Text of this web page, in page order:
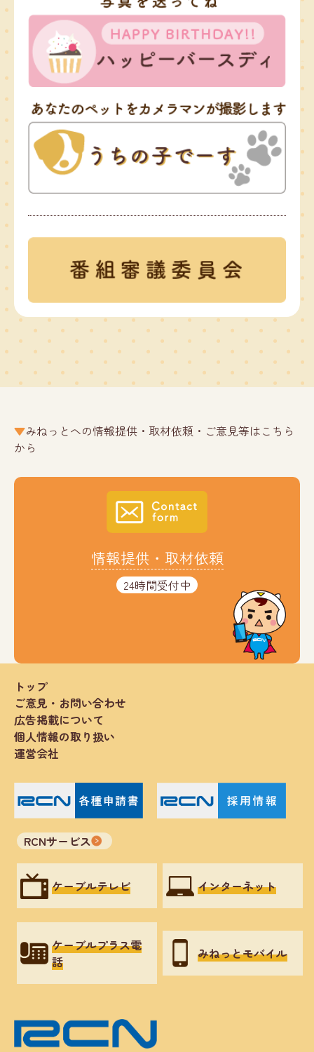
みねっとへの情報提供・取材依頼・ご意見等はこちら
から
情報提供・取材依頼
24時間受付中
トップ
ご意見・お問い合わせ
広告掲載について
個人情報の取り扱い
運営会社
RCNサービス
ケーブルテレビ インターネット
ケーブルプラス電
話
みねっとモバイル